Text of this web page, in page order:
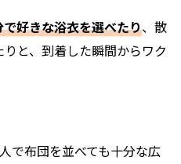
で好きな浴衣を選べたり、散
と、到着した瞬間からワク
で布団を並べても十分な広